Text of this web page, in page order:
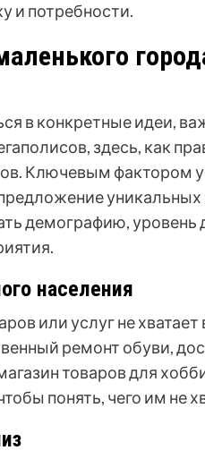
и потребности.
в конкретные идеи,
здесь, как
Ключевым фактором
демографию, уровень
населения
или услуг не
ремонт обуви,
товаров для
понять, чего им не